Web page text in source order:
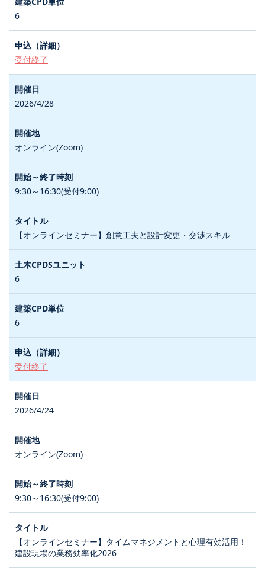
6
受付終了
2026/4/28
オンライン(Zoom)
9:30～16:30(受付9:00)
【オンラインセミナー】創意工夫と設計変更・交渉スキル
6
6
受付終了
2026/4/24
オンライン(Zoom)
9:30～16:30(受付9:00)
【オンラインセミナー】タイムマネジメントと心理有効活用！
建設現場の業務効率化2026